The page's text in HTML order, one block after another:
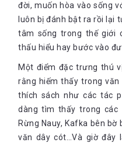
đời, muốn hòa vào sống
luôn bị đánh bật ra rồi lại
tâm sống trong thế giới
thấu hiểu hay bước vào
Một điểm đặc trưng thú
rằng hiếm thấy trong
thích sách như các tác
dàng tìm thấy trong các
Rừng Nauy, Kafka bên bờ
văn dây cót…Và giờ đây